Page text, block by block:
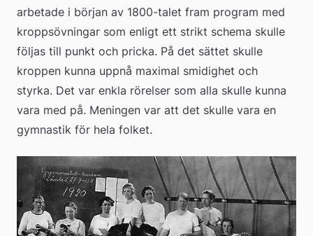
arbetade i början av 1800-talet fram program med
kroppsövningar som enligt ett strikt schema skulle
följas till punkt och pricka. På det sättet skulle
kroppen kunna uppnå maximal smidighet och
styrka. Det var enkla rörelser som alla skulle kunna
vara med på. Meningen var att det skulle vara en
gymnastik för hela folket.